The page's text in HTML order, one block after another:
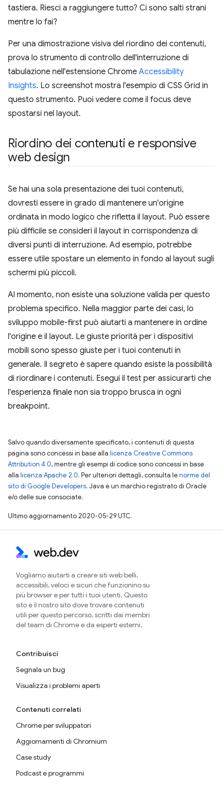
tastiera. Riesci a raggiungere tutto? Ci sono salti strani
mentre lo fai?
Per una dimostrazione visiva del riordino dei contenuti,
prova lo strumento di controllo dell'interruzione di
tabulazione nell'estensione Chrome Accessibility
Insights. Lo screenshot mostra l'esempio di CSS Grid in
questo strumento. Puoi vedere come il focus deve
spostarsi nel layout.
Riordino dei contenuti e responsive
web design
Se hai una sola presentazione dei tuoi contenuti,
dovresti essere in grado di mantenere un'origine
ordinata in modo logico che rifletta il layout. Può essere
più difficile se consideri il layout in corrispondenza di
diversi punti di interruzione. Ad esempio, potrebbe
essere utile spostare un elemento in fondo al layout sugli
schermi più piccoli.
Al momento, non esiste una soluzione valida per questo
problema specifico. Nella maggior parte dei casi, lo
sviluppo mobile-first può aiutarti a mantenere in ordine
l'origine e il layout. Le giuste priorità per i dispositivi
mobili sono spesso giuste per i tuoi contenuti in
generale. Il segreto è sapere quando esiste la possibilità
di riordinare i contenuti. Esegui il test per assicurarti che
l'esperienza finale non sia troppo brusca in ogni
breakpoint.
Salvo quando diversamente specificato, i contenuti di questa
pagina sono concessi in base alla licenza Creative Commons
Attribution 4.0, mentre gli esempi di codice sono concessi in base
alla licenza Apache 2.0. Per ulteriori dettagli, consulta lenorme del
sito di Google Developers. Java è un marchio registrato di Oracle
e/o delle sue consociate.
Ultimo aggiornamento 2020-05-29 UTC.
Vogliamo aiutarti a creare siti web belli,
accessibili, veloci e sicuri che funzionino su
più browser e per tutti i tuoi utenti. Questo
sito è il nostro sito dove trovare contenuti
utili per questo percorso, scritti dai membri
del team di Chrome e da esperti esterni.
Contribuisci
Segnala un bug
Visualizza i problemi aperti
Contenuti correlati
Chrome per sviluppatori
Aggiornamenti di Chromium
Case study
Podcast e programmi